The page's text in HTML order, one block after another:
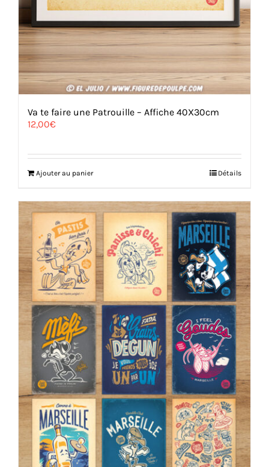
Va te faire une Patrouille – Affiche 40X30cm
12,00€
Ajouter au panier Détails